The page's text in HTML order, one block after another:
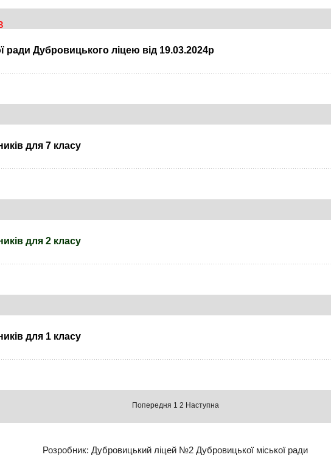
ради Дубровицького ліцею від 19.03.2024р
для 7 класу
для 2 класу
для 1 класу
Попередня 1 2 Наступна
Розробник: Дубровицький ліцей №2 Дубровицької міської ради